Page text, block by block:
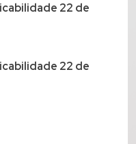
22 de
22 de